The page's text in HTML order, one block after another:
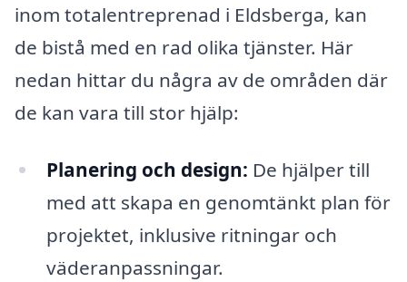
inom totalentreprenad i Eldsberga, kan
de bistå med en rad olika tjänster. Här
nedan hittar du några av de områden där
de kan vara till stor hjälp:
Planering och design: De hjälper till
med att skapa en genomtänkt plan för
projektet, inklusive ritningar och
väderanpassningar.